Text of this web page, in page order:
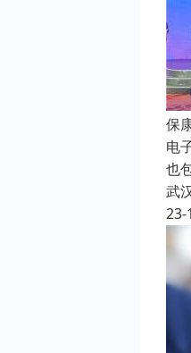
保
电
也
武
23-